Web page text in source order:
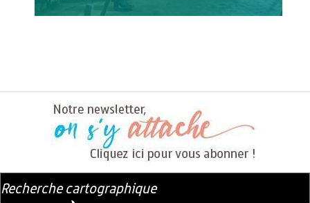
Recherche cartographique